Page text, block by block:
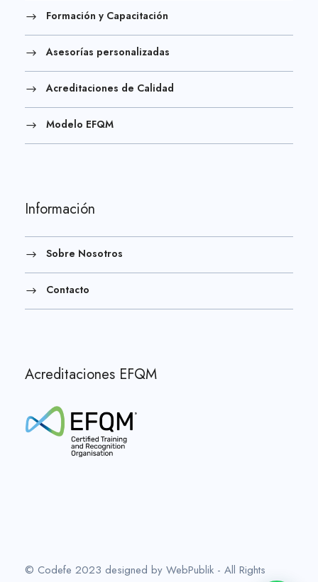
Formación y Capacitación
Asesorías personalizadas
Acreditaciones de Calidad
Modelo EFQM
Información
Sobre Nosotros
Contacto
Acreditaciones EFQM
© Codefe 2023 designed by WebPublik - All Rights